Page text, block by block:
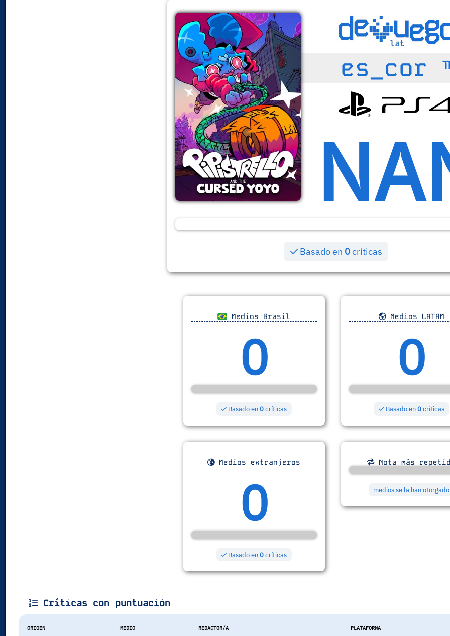
es_cor
Basado en 0críticas
Medios Brasil
0
Basado en0críticas
Medios LATAM
0
Basado en0críticas
Medios extranjeros
0
Basado en0críticas
Nota más
medios se la han otorgado
Críticas con puntuación
ORIGEN MEDIO REDACTOR/A PLATAFORMA